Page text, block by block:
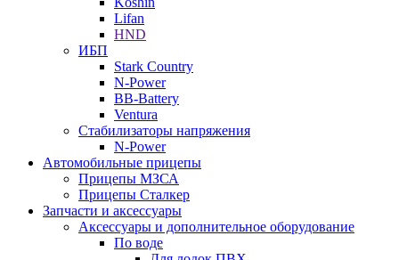
Lifan
HND
ИБП
Stark Country
N-Power
BB-Battery
Ventura
Стабилизаторы напряжения
N-Power
Автомобильные прицепы
Прицепы МЗСА
Прицепы Сталкер
Запчасти и аксессуары
Аксессуары и дополнительное оборудование
По воде